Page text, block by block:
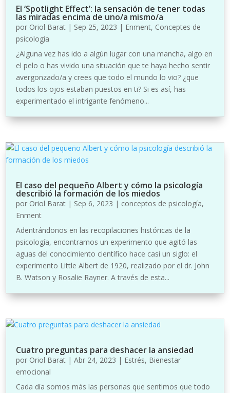
El ‘Spotlight Effect’: la sensación de tener todas
las miradas encima de uno/a mismo/a
por Oriol Barat | Sep 25, 2023 | Enment, Conceptes de
psicologia
¿Alguna vez has ido a algún lugar con una mancha, algo en
el pelo o has vivido una situación que te haya hecho sentir
avergonzado/a y crees que todo el mundo lo vio? ¿que
todos los ojos estaban puestos en ti? Si es así, has
experimentado el intrigante fenómeno...
El caso del pequeño Albert y cómo la psicología
describió la formación de los miedos
por Oriol Barat | Sep 6, 2023 | conceptos de psicología,
Enment
Adentrándonos en las recopilaciones históricas de la
psicología, encontramos un experimento que agitó las
aguas del conocimiento científico hace casi un siglo: el
experimento Little Albert de 1920, realizado por el dr. John
B. Watson y Rosalie Rayner. A través de esta...
Cuatro preguntas para deshacer la ansiedad
por Oriol Barat |Abr 24, 2023 | Estrés, Bienestar
emocional
Cada día somos más las personas que sentimos que todo